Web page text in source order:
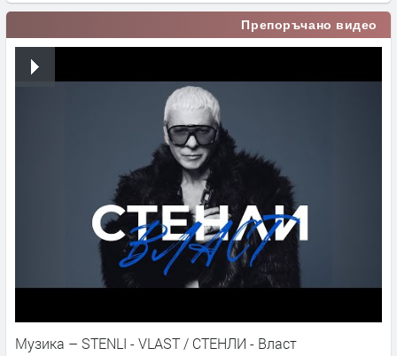
Препоръчано видео
Музика – STENLI - VLAST / СТЕНЛИ - Власт